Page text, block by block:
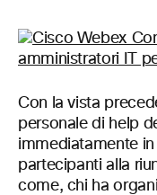
Con la vista
personale di help
immediatamente
partecipanti alla
come, chi ha